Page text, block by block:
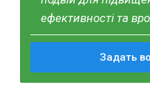
ефективності та
Задать